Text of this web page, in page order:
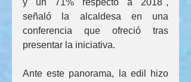
y un 71% respecto a 2018",
señaló la alcaldesa en una
conferencia que ofreció tras
presentar la iniciativa.
Ante este panorama, la edil hizo